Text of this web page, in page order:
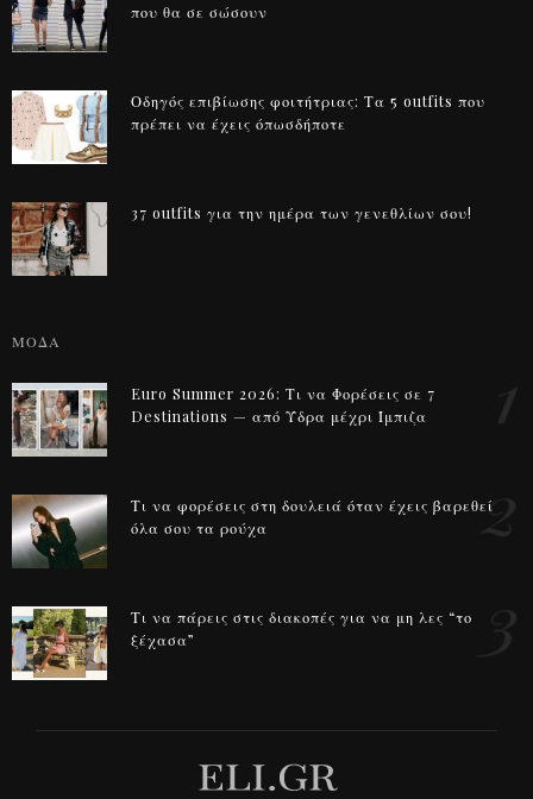
που θα σε σώσουν
Οδηγός επιβίωσης φοιτήτριας: Τα 5 outfits που
πρέπει να έχεις όπωσδήποτε
37 outfits για την ημέρα των γενεθλίων σου!
ΜΟΔΑ
Euro Summer 2026: Τι να Φορέσεις σε 7
Destinations — από Ύδρα μέχρι Ίμπιζα
Τι να φορέσεις στη δουλειά όταν έχεις βαρεθεί
όλα σου τα ρούχα
2
Τι να πάρεις στις διακοπές για να μη λες “το
ξέχασα”